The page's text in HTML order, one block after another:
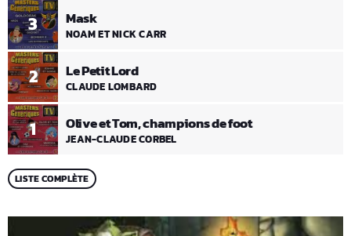
1 Olive et Tom, champions de foot
JEAN-CLAUDE CORBEL
2 Le Petit Lord
CLAUDE LOMBARD
3 Mask
NOAM ET NICK CARR
LISTE COMPLÈTE